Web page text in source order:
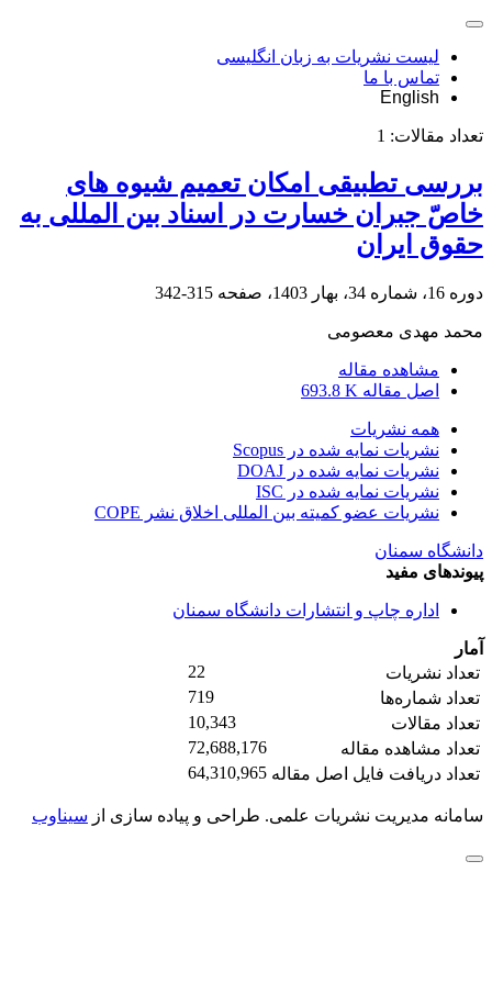
لیست نشریات به زبان انگلیسی
تماس با ما
English
تعداد مقالات: 1
بررسی تطبیقی امکان تعمیم شیوه های
خاصّ جبران خسارت در اسناد بین المللی به
حقوق ایران
دوره 16، شماره 34، بهار 1403، صفحه 315-342
محمد مهدی معصومی
مشاهده مقاله
اصل مقاله 693.8 K
همه نشریات
نشریات نمایه شده در Scopus
نشریات نمایه شده در DOAJ
نشریات نمایه شده در ISC
نشریات عضو کمیته بین المللی اخلاق نشر COPE
دانشگاه سمنان
پیوندهای مفید
اداره چاپ و انتشارات دانشگاه سمنان
آمار
تعداد نشریات
22
تعداد شماره‌ها
719
تعداد مقالات
10,343
تعداد مشاهده مقاله
72,688,176
تعداد دریافت فایل اصل مقاله 64,310,965
سامانه مدیریت نشریات علمی. طراحی و پیاده سازی از سیناوب